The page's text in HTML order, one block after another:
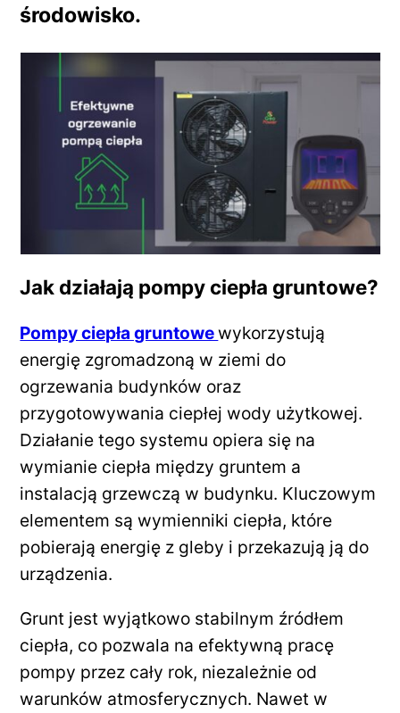
środowisko.
Jak działają pompy ciepła gruntowe?
Pompy ciepła gruntowewykorzystują
energię zgromadzoną w ziemi do
ogrzewania budynków oraz
przygotowywania ciepłej wody użytkowej.
Działanie tego systemu opiera się na
wymianie ciepła między gruntem a
instalacją grzewczą w budynku. Kluczowym
elementem są wymienniki ciepła, które
pobierają energię z gleby i przekazują ją do
urządzenia.
Grunt jest wyjątkowo stabilnym źródłem
ciepła, co pozwala na efektywną pracę
pompy przez cały rok, niezależnie od
warunków atmosferycznych. Nawet w